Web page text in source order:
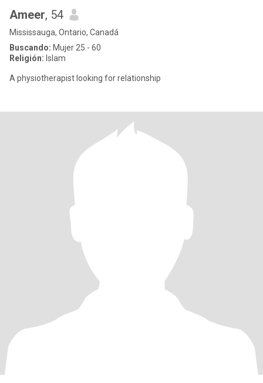
Ameer, 54
Mississauga, Ontario, Canadá
Buscando: Mujer 25 - 60
Religión: Islam
A physiotherapist looking for relationship